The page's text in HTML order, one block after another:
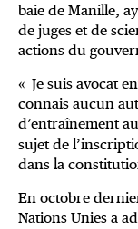
baie de Manille,
de juges et de
actions du
« Je suis avocat
connais aucun
d’entraînement
sujet de
dans la
En octobre
Nations Unies a